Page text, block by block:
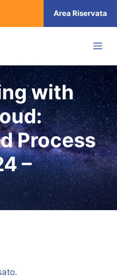
Area Riservata
with
Process
–